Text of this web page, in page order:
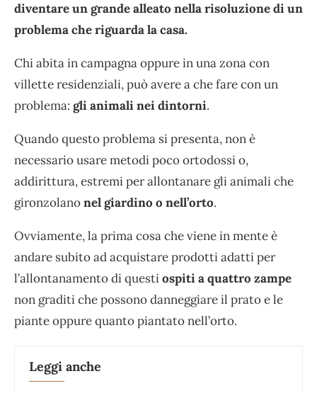
diventare un grande alleato nella risoluzione di un
problema che riguarda la casa.
Chi abita in campagna oppure in una zona con
villette residenziali, può avere a che fare con un
problema: gli animali nei dintorni.
Quando questo problema si presenta, non è
necessario usare metodi poco ortodossi o,
addirittura, estremi per allontanare gli animali che
gironzolanonel giardino o nell’orto.
Ovviamente, la prima cosa che viene in mente è
andare subito ad acquistare prodotti adatti per
l’allontanamento di questiospiti a quattro zampe
non graditi che possono danneggiare il prato e le
piante oppure quanto piantato nell’orto.
Leggi anche